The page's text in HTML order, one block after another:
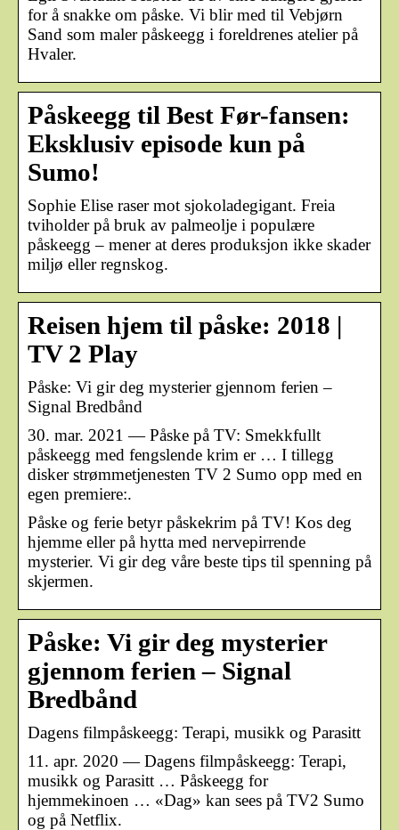
for å snakke om påske. Vi blir med til Vebjørn
Sand som maler påskeegg i foreldrenes atelier på
Hvaler.
Påskeegg til Best Før-fansen:
Eksklusiv episode kun på
Sumo!
Sophie Elise raser mot sjokoladegigant. Freia
tviholder på bruk av palmeolje i populære
påskeegg – mener at deres produksjon ikke skader
miljø eller regnskog.
Reisen hjem til påske: 2018 |
TV 2 Play
Påske: Vi gir deg mysterier gjennom ferien –
Signal Bredbånd
30. mar. 2021 — Påske på TV: Smekkfullt
påskeegg med fengslende krim er … I tillegg
disker strømmetjenesten TV 2 Sumo opp med en
egen premiere:.
Påske og ferie betyr påskekrim på TV! Kos deg
hjemme eller på hytta med nervepirrende
mysterier. Vi gir deg våre beste tips til spenning på
skjermen.
Påske: Vi gir deg mysterier
gjennom ferien – Signal
Bredbånd
Dagens filmpåskeegg: Terapi, musikk og Parasitt
11. apr. 2020 — Dagens filmpåskeegg: Terapi,
musikk og Parasitt … Påskeegg for
hjemmekinoen … «Dag» kan sees på TV2 Sumo
og på Netflix.